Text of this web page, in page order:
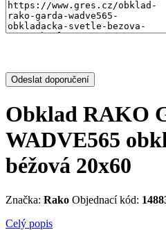
Odeslat doporučení
Obklad RAKO
WADVE565
béžová 20x60
Značka: Rako Objednací kód:
Celý popis